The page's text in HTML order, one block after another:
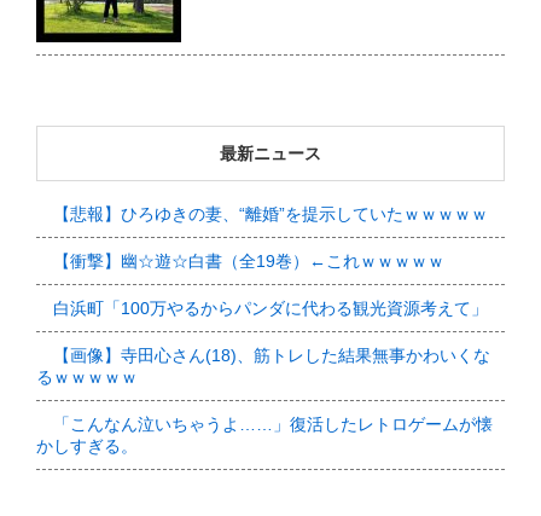
最新ニュース
【悲報】ひろゆきの妻、“離婚”を提示していたｗｗｗｗｗ
【衝撃】幽☆遊☆白書（全19巻）←これｗｗｗｗｗ
白浜町「100万やるからパンダに代わる観光資源考えて」
【画像】寺田心さん(18)、筋トレした結果無事かわいくな
るｗｗｗｗｗ
「こんなん泣いちゃうよ……」復活したレトロゲームが懐
かしすぎる。